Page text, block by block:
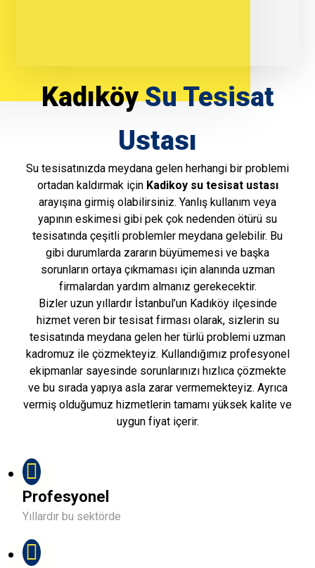
KadıköySu Tesisat
Ustası
Su tesisatınızda meydana gelen herhangi bir problemi
ortadan kaldırmak içinKadikoy su tesisat ustası
arayışına girmiş olabilirsiniz. Yanlış kullanım veya
yapının eskimesi gibi pek çok nedenden ötürü su
tesisatında çeşitli problemler meydana gelebilir. Bu
gibi durumlarda zararın büyümemesi ve başka
sorunların ortaya çıkmaması için alanında uzman
firmalardan yardım almanız gerekecektir.
Bizler uzun yıllardır İstanbul’un Kadıköy ilçesinde
hizmet veren bir tesisat firması olarak, sizlerin su
tesisatında meydana gelen her türlü problemi uzman
kadromuz ile çözmekteyiz. Kullandığımız profesyonel
ekipmanlar sayesinde sorunlarınızı hızlıca çözmekte
ve bu sırada yapıya asla zarar vermemekteyiz. Ayrıca
vermiş olduğumuz hizmetlerin tamamı yüksek kalite ve
uygun fiyat içerir.
Profesyonel
Yıllardır bu sektörde